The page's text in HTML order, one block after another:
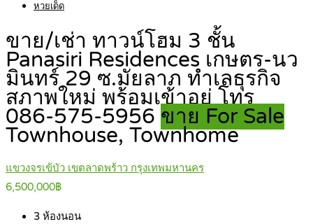
หวยเด็ด
ขาย/เช่า ทาวน์โฮม 3 ชั้น
Panasiri Residences เกษตร-นว
มินทร์ 29 ซ.มัยลาภ ทำเลธุรกิจ
สภาพใหม่ พร้อมเข้าอยู่ โทร
086-575-5956 ขาย For Sale
Townhouse, Townhome
แขวงจรเข้บัว เขตลาดพร้าว กรุงเทพมหานคร
6,500,000฿
3 ห้องนอน